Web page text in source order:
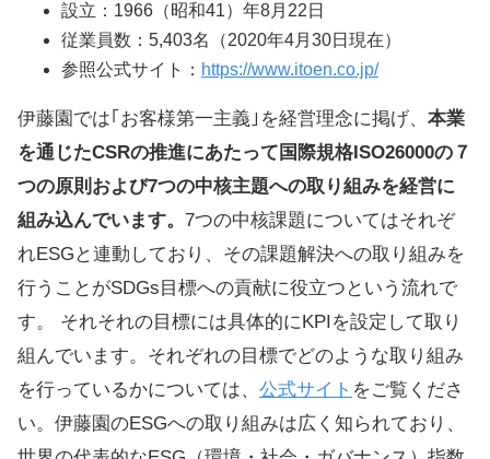
設立：1966（昭和41）年8月22日
従業員数：5,403名（2020年4月30日現在）
参照公式サイト： https://www.itoen.co.jp/
伊藤園では｢お客様第一主義｣を経営理念に掲げ、 本業
を通じたCSRの推進にあたって国際規格ISO26000の７
つの原則および7つの中核主題への取り組みを経営に
組み込んでいます。 7つの中核課題についてはそれぞ
れESGと連動しており、その課題解決への取り組みを
行うことがSDGs目標への貢献に役立つという流れで
す。 それそれの目標には具体的にKPIを設定して取り
組んでいます。それぞれの目標でどのような取り組み
を行っているかについては、 公式サイト をご覧くださ
い。伊藤園のESGへの取り組みは広く知られており、